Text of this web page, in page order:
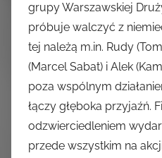
grupy Warszawskiej
próbuje walczyć z
tej należą m.in. Rudy
(Marcel Sabat) i Alek
poza wspólnym
łączy głęboka przyjaźń.
odzwierciedleniem
przede wszystkim na